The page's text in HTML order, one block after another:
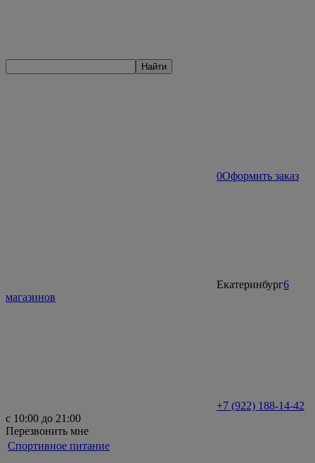
Найти
0Оформить заказ
Екатеринбург6
магазинов
+7 (922) 188-14-42
с 10:00 до 21:00
Перезвонить мне
Спортивное питание